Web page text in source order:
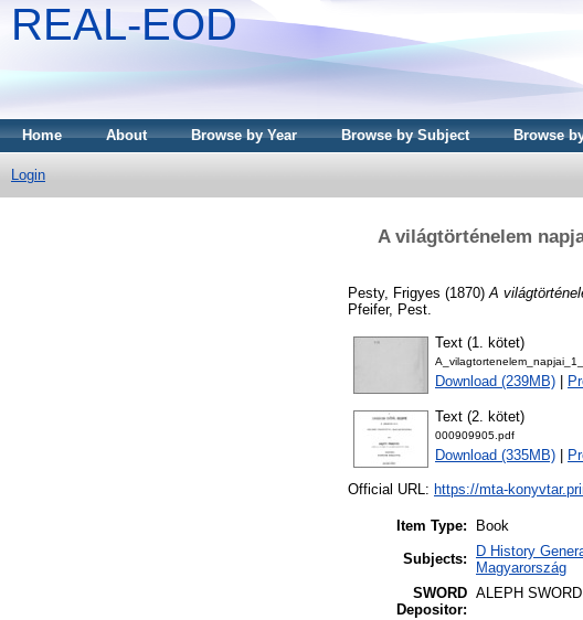
REAL-EOD
Home About Browse by Year Browse by Subject Browse
Login
A világtörténelem
Pesty, Frigyes (1870) A
Pfeifer, Pest.
Text (1. kötet)
Download (239MB)
Text (2. kötet)
000909905.pdf
Download (335MB)
Official URL: https://mta-
Item Type:
Book
Subjects:
D History
Magyarország
SWORD
Depositor:
ALEPH SWORD